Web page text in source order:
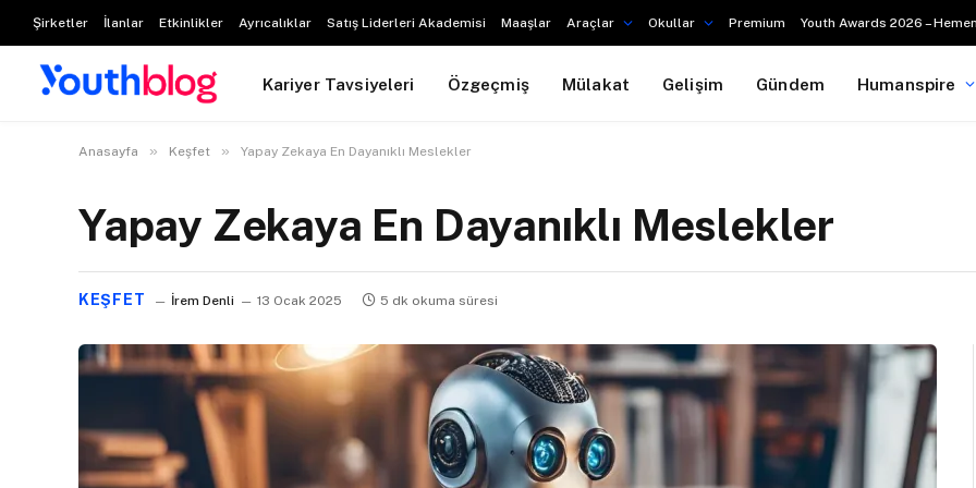
Şirketler İlanlar Etkinlikler Ayrıcalıklar Satış Liderleri Akademisi Maaşlar Araçlar Okullar Premium Youth Awards 2026 –
Kariyer Tavsiyeleri Özgeçmiş Mülakat Gelişim Gündem Humanspire
Anasayfa » Keşfet » Yapay Zekaya En Dayanıklı Meslekler
Yapay Zekaya En Dayanıklı Meslekler
KEŞFET İrem Denli 13 Ocak 2025 5 dk okuma süresi